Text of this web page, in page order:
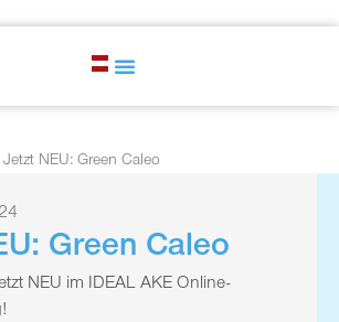
Jetzt NEU: Green Caleo
Green Caleo
NEU im IDEAL AKE Online-